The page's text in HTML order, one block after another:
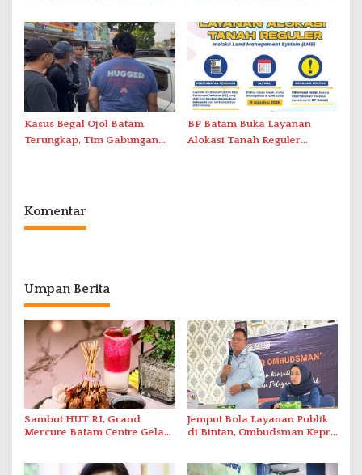
Pelayanan Kefarmasian
Administrasi ke Pusat
Kasus Begal Ojol Batam
Terungkap, Tim Gabungan
BP Batam Buka Layanan
Alokasi Tanah Reguler
Komentar
Umpan Berita
Sambut HUT RI, Grand
Mercure Batam Centre Gelar
Jemput Bola Layanan Publik
di Bintan, Ombudsman Kepri